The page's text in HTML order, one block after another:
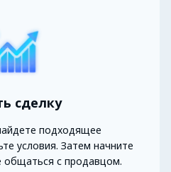
сделку
подходящее
условия. Затем начните
общаться с продавцом.